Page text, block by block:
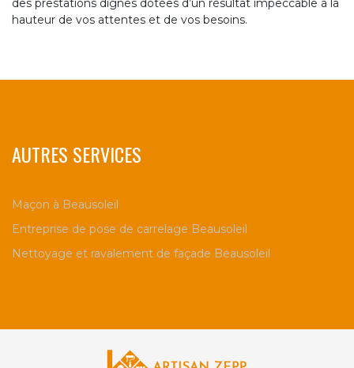
des prestations dignes dotées d’un résultat impeccable à la
hauteur de vos attentes et de vos besoins.
AUTRES SERVICES
Maçon à Beausoleil
Entreprise de pose de carrelage Beausoleil
Nettoyage et ravalement de façade Beausoleil